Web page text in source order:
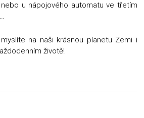
u nápojového automatu ve třetím
na naši krásnou planetu Zemi i
životě!